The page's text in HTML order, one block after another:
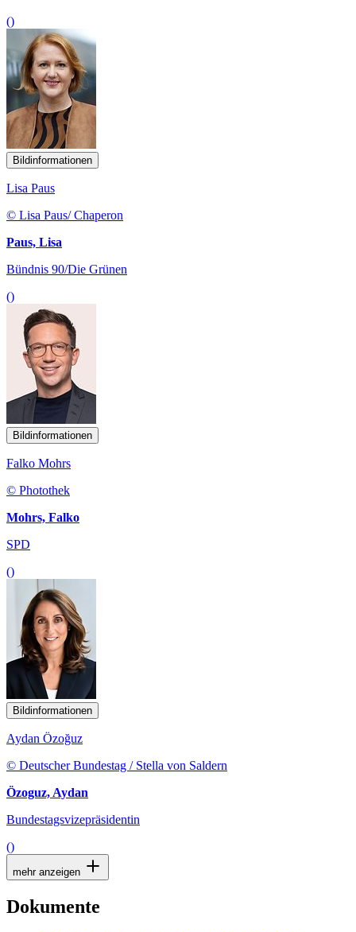
()
Bildinformationen
Lisa Paus
© Lisa Paus/ Chaperon
Paus, Lisa
Bündnis 90/Die Grünen
()
Bildinformationen
Falko Mohrs
© Photothek
Mohrs, Falko
SPD
()
Bildinformationen
Aydan Özoğuz
© Deutscher Bundestag / Stella von Saldern
Özoguz, Aydan
Bundestagsvizepräsidentin
()
mehr anzeigen
Dokumente